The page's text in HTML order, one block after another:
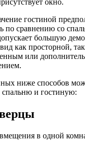
гостиной
по сравнению со
большую
как просторной,
или
ниже способов
спальню и гостиную:
в одной